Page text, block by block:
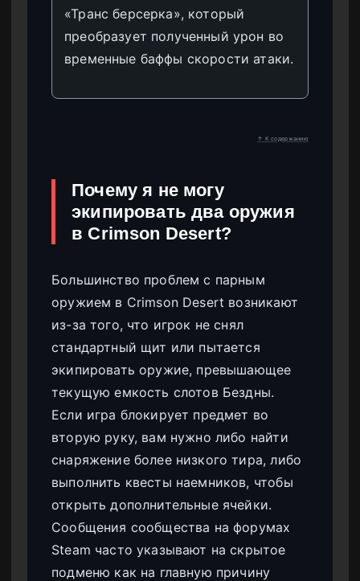
«Транс берсерка», который
преобразует полученный урон во
временные баффы скорости атаки.
↑ К содержанию
Почему я не могу
экипировать два оружия
в Crimson Desert?
Большинство проблем с парным
оружием в Crimson Desert возникают
из-за того, что игрок не снял
стандартный щит или пытается
экипировать оружие, превышающее
текущую емкость слотов Бездны.
Если игра блокирует предмет во
вторую руку, вам нужно либо найти
снаряжение более низкого тира, либо
выполнить квесты наемников, чтобы
открыть дополнительные ячейки.
Сообщения сообщества на форумах
Steam часто указывают на скрытое
подменю как на главную причину